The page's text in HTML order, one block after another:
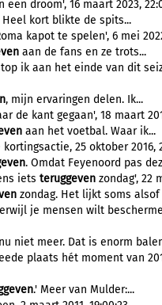
droom', 16 maart 2023,
Heel kort blikte de spits...
kapot te spelen', 6 mei
aan de fans en ze trots...
ik aan het einde van dit
, mijn ervaringen delen. Ik...
de kant gegaan', 18 maart
aan het voetbal. Waar ik...
25 oktober 2016,
. Omdat Feyenoord pas
iets teruggeven zondag', 22
zondag. Het lijkt soms alsof
je mensen wilt
niet meer. Dat is enorm
plaats hét moment van
.' Meer van Mulder:...